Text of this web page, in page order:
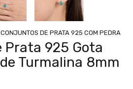
CONJUNTOS DE PRATA 925 COM PEDRA
Prata 925 Gota
Turmalina 8mm